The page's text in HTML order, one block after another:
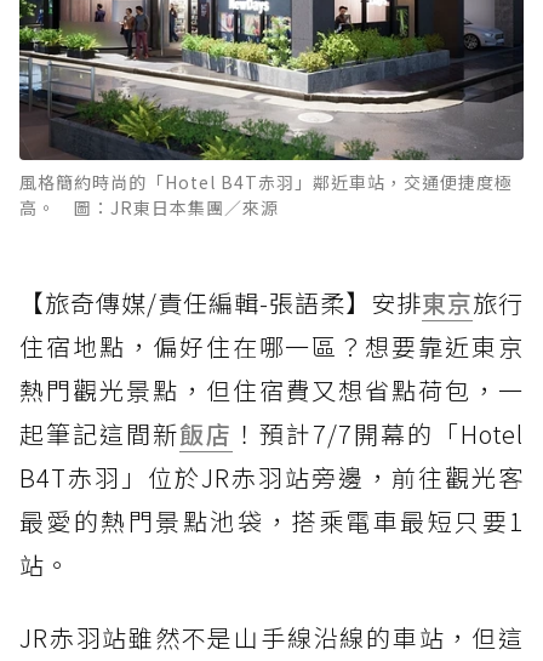
風格簡約時尚的「Hotel B4T赤羽」鄰近車站，交通便捷度極
高。 圖：JR東日本集團／來源
【旅奇傳媒/責任編輯-張語柔】安排東京旅行
住宿地點，偏好住在哪一區？想要靠近東京
熱門觀光景點，但住宿費又想省點荷包，一
起筆記這間新飯店 ！預計7/7開幕的「Hotel
B4T赤羽」位於JR赤羽站旁邊，前往觀光客
最愛的熱門景點池袋，搭乘電車最短只要1
站。
JR赤羽站雖然不是山手線沿線的車站，但這